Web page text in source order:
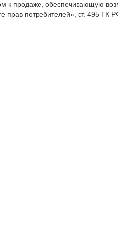
к продаже, обеспечивающую
прав потребителей», ст. 495 ГК